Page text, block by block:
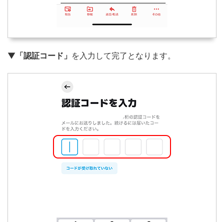
▼ 「認証コード」 を入力して完了となります。